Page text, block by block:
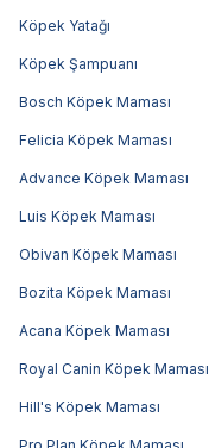
Köpek Yatağı
Köpek Şampuanı
Bosch Köpek Maması
Felicia Köpek Maması
Advance Köpek Maması
Luis Köpek Maması
Obivan Köpek Maması
Bozita Köpek Maması
Acana Köpek Maması
Royal Canin Köpek Maması
Hill's Köpek Maması